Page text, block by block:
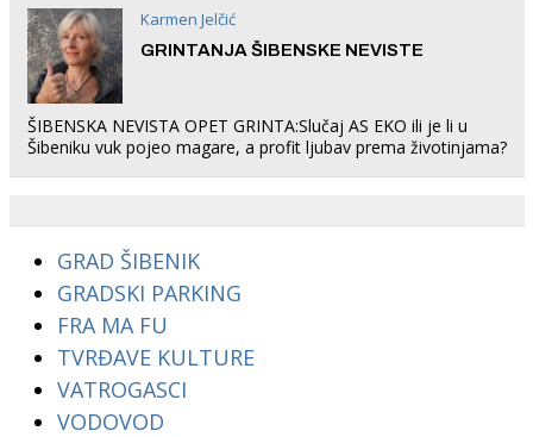
Karmen Jelčić
GRINTANJA ŠIBENSKE NEVISTE
ŠIBENSKA NEVISTA OPET GRINTA:Slučaj AS EKO ili je li u
Šibeniku vuk pojeo magare, a profit ljubav prema životinjama?
GRAD ŠIBENIK
GRADSKI PARKING
FRA MA FU
TVRĐAVE KULTURE
VATROGASCI
VODOVOD